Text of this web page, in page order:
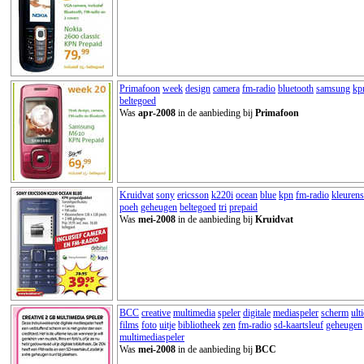
Primafoon week design camera fm-radio bluetooth samsung
beltegoed
Was apr-2008 in de aanbieding bij Primafoon
Kruidvat sony ericsson k220i ocean blue kpn fm-radio
poeh geheugen beltegoed tri prepaid
Was mei-2008 in de aanbieding bij Kruidvat
BCC creative multimedia speler digitale mediaspeler scherm
films foto uitje bibliotheek zen fm-radio sd-kaartsleuf geheugen
multimediaspeler
Was mei-2008 in de aanbieding bij BCC